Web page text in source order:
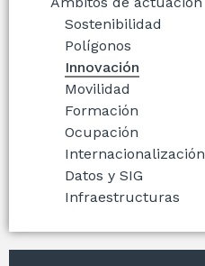
Sostenibilidad
Polígonos
Innovación
Movilidad
Formación
Ocupación
Internacionalización
Datos y SIG
Infraestructuras